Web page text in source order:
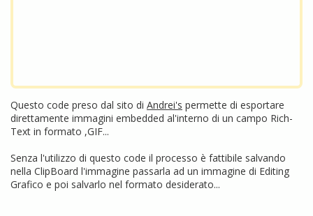
Questo code preso dal sito di Andrei's permette di esportare
direttamente immagini embedded al'interno di un campo Rich-
Text in formato ,GIF...
Senza l'utilizzo di questo code il processo è fattibile salvando
nella ClipBoard l'immagine passarla ad un immagine di Editing
Grafico e poi salvarlo nel formato desiderato...